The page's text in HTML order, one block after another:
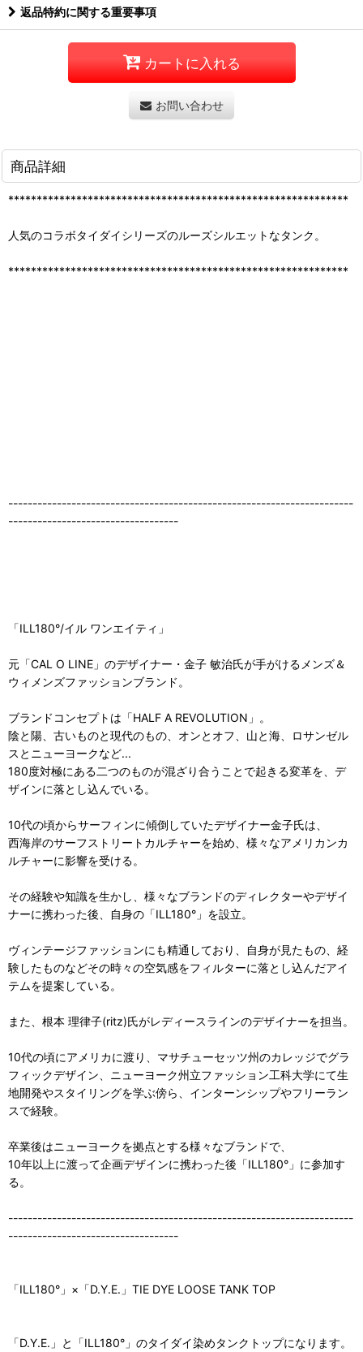
返品特約に関する重要事項
カートに入れる
お問い合わせ
商品詳細
************************************************************
人気のコラボタイダイシリーズのルーズシルエットなタンク。
************************************************************
-----------------------------------------------------------------------
-----------------------------------
「ILL180°/イル ワンエイティ」
元「CAL O LINE」のデザイナー・金子 敏治氏が手がけるメンズ＆
ウィメンズファッションブランド。
ブランドコンセプトは「HALF A REVOLUTION」。
陰と陽、古いものと現代のもの、オンとオフ、山と海、ロサンゼル
スとニューヨークなど...
180度対極にある二つのものが混ざり合うことで起きる変革を、デ
ザインに落とし込んでいる。
10代の頃からサーフィンに傾倒していたデザイナー金子氏は、
西海岸のサーフストリートカルチャーを始め、様々なアメリカンカ
ルチャーに影響を受ける。
その経験や知識を生かし、様々なブランドのディレクターやデザイ
ナーに携わった後、自身の「ILL180°」を設立。
ヴィンテージファッションにも精通しており、自身が見たもの、経
験したものなどその時々の空気感をフィルターに落とし込んだアイ
テムを提案している。
また、根本 理律子(ritz)氏がレディースラインのデザイナーを担当。
10代の頃にアメリカに渡り、マサチューセッツ州のカレッジでグラ
フィックデザイン、ニューヨーク州立ファッション工科大学にて生
地開発やスタイリングを学ぶ傍ら、インターンシップやフリーラン
スで経験。
卒業後はニューヨークを拠点とする様々なブランドで、
10年以上に渡って企画デザインに携わった後「ILL180°」に参加す
る。
-----------------------------------------------------------------------
-----------------------------------
「ILL180°」×「D.Y.E.」TIE DYE LOOSE TANK TOP
「D.Y.E.」と「ILL180°」のタイダイ染めタンクトップになります。